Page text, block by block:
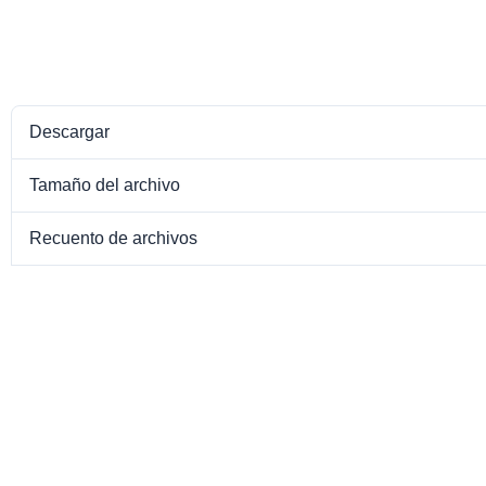
Descargar
Tamaño del archivo
Recuento de archivos